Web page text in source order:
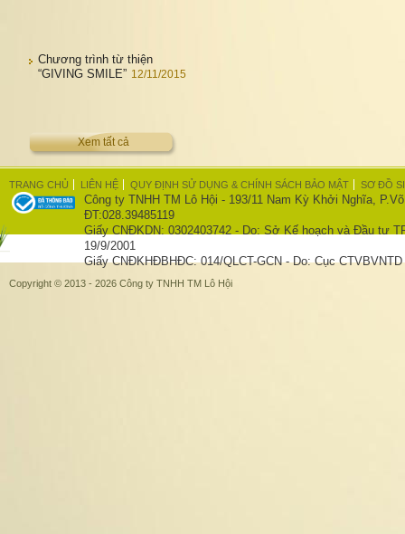
Chương trình từ thiện
“GIVING SMILE” 12/11/2015
Xem tất cả
TRANG CHỦ LIÊN HỆ QUY ĐỊNH SỬ DỤNG & CHÍNH SÁCH BẢO MẬT SƠ ĐỒ
Công ty TNHH TM Lô Hội - 193/11 Nam Kỳ Khởi Nghĩa,
ĐT:028.39485119
Giấy CNĐKDN: 0302403742 - Do: Sở Kế hoạch và Đầu tư
19/9/2001
Giấy CNĐKHĐBHĐC: 014/QLCT-GCN - Do: Cục
Copyright © 2013 - 2026 Công ty TNHH TM Lô Hội